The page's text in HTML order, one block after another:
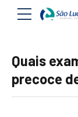
Quais
precoce